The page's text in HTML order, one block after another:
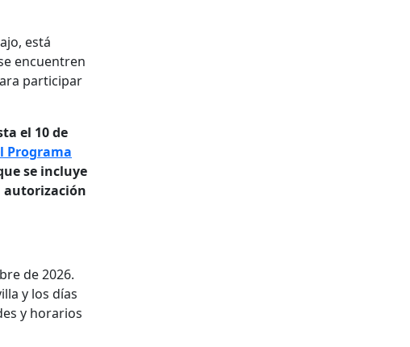
está
encuentren
participar
el 10 de
Programa
se incluye
autorización
de 2026.
y los días
y horarios